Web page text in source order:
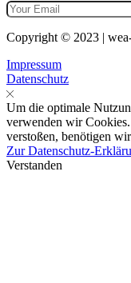
Copyright © 2023 |
Impressum
Datenschutz
Um die optimale
verwenden wir
verstoßen, benötigen
Zur Datenschutz-
Verstanden